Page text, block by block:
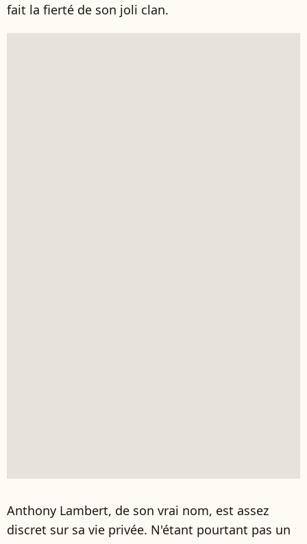
fait la fierté de son joli clan.
Anthony Lambert, de son vrai nom, est assez
discret sur sa vie privée. N'étant pourtant pas un